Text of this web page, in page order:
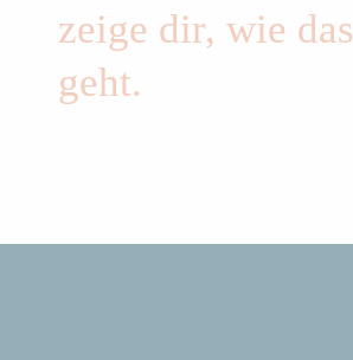
zeige dir, wie das
geht.